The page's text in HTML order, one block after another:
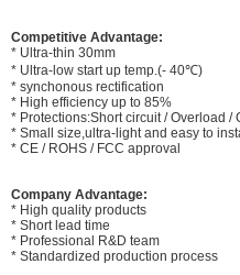
Competitive Advantage:
* Ultra-thin 30mm
* Ultra-low start up temp.(- 40℃)
* synchonous rectification
* High efficiency up to 85%
* Protections:Short circuit / Overload /
* Small size,ultra-light and easy to
* CE / ROHS / FCC approval
Company Advantage:
* High quality products
* Short lead time
* Professional R&D team
* Standardized production process